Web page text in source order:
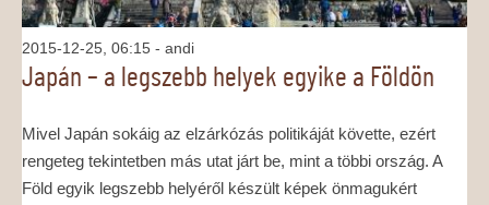
2015-12-25, 06:15 - andi
Japán – a legszebb helyek egyike a Földön
Mivel Japán sokáig az elzárkózás politikáját követte, ezért
rengeteg tekintetben más utat járt be, mint a többi ország. A
Föld egyik legszebb helyéről készült képek önmagukért